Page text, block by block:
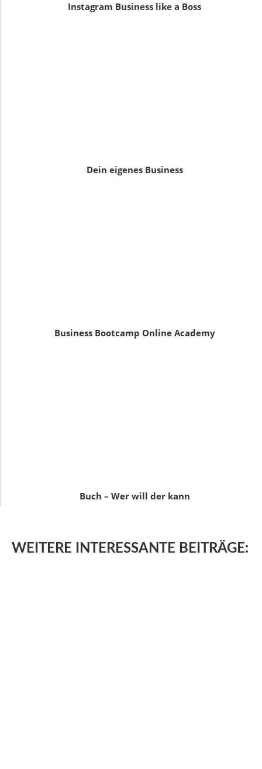
Instagram Business like a Boss
Dein eigenes Business
Business Bootcamp Online Academy
Buch – Wer will der kann
WEITERE INTERESSANTE BEITRÄGE: